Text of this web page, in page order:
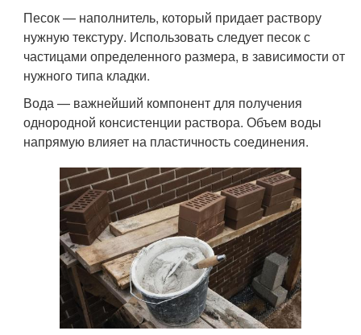
Песок — наполнитель, который придает раствору
нужную текстуру. Использовать следует песок с
частицами определенного размера, в зависимости от
нужного типа кладки.
Вода — важнейший компонент для получения
однородной консистенции раствора. Объем воды
напрямую влияет на пластичность соединения.